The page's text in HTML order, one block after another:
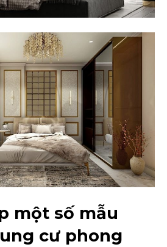
một số mẫu
cư phong